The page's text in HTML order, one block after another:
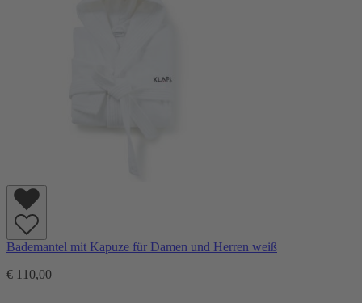
Bademantel mit Kapuze für Damen und Herren weiß
€ 110,00